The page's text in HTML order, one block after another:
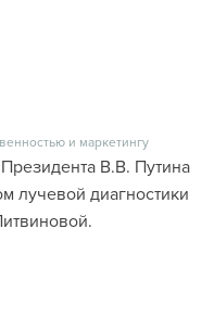
и маркетингу
В.В. Путина
лучевой диагностики